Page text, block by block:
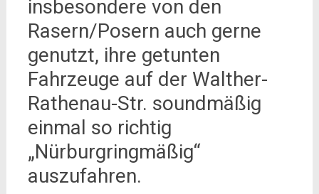
insbesondere von den
Rasern/Posern auch gerne
genutzt, ihre getunten
Fahrzeuge auf der Walther-
Rathenau-Str. soundmäßig
einmal so richtig
„Nürburgringmäßig“
auszufahren.